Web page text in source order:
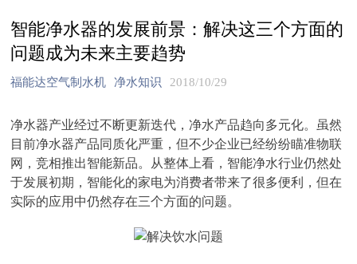
智能净水器的发展前景：解决这三个方面的
问题成为未来主要趋势
福能达空气制水机 净水知识 2018/10/29
净水器产业经过不断更新迭代，净水产品趋向多元化。虽然
目前净水器产品同质化严重，但不少企业已经纷纷瞄准物联
网，竞相推出智能新品。从整体上看，智能净水行业仍然处
于发展初期，智能化的家电为消费者带来了很多便利，但在
实际的应用中仍然存在三个方面的问题。